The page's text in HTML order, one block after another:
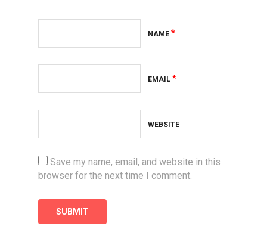
NAME *
EMAIL *
WEBSITE
Save my name, email, and website in this
browser for the next time I comment.